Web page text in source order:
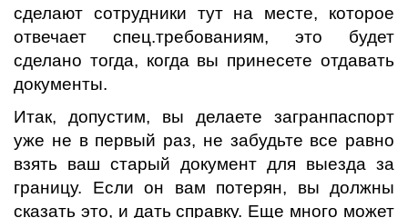
сделают сотрудники тут на месте, которое
отвечает спец.требованиям, это будет
сделано тогда, когда вы принесете отдавать
документы.
Итак, допустим, вы делаете загранпаспорт
уже не в первый раз, не забудьте все равно
взять ваш старый документ для выезда за
границу. Если он вам потерян, вы должны
сказать это, и дать справку. Еще много может